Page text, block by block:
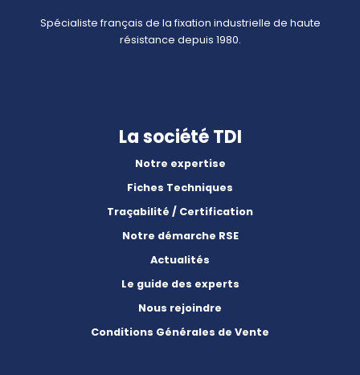
Spécialiste français de la fixation industrielle de haute
résistance depuis 1980.
La société TDI
Notre expertise
Fiches Techniques
Traçabilité / Certification
Notre démarche RSE
Actualités
Le guide des experts
Nous rejoindre
Conditions Générales de Vente